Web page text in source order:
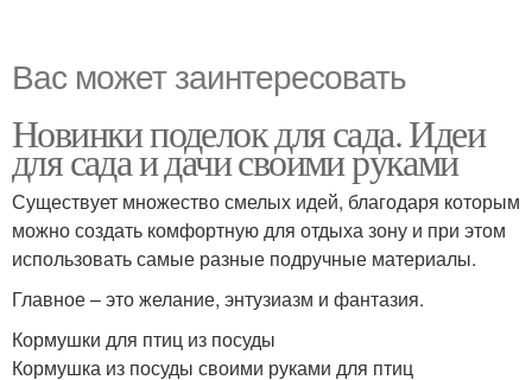
Вас может заинтересовать
Новинки поделок для сада. Идеи
для сада и дачи своими руками
Существует множество смелых идей, благодаря которым
можно создать комфортную для отдыха зону и при этом
использовать самые разные подручные материалы.
Главное – это желание, энтузиазм и фантазия.
Кормушки для птиц из посуды
Кормушка из посуды своими руками для птиц